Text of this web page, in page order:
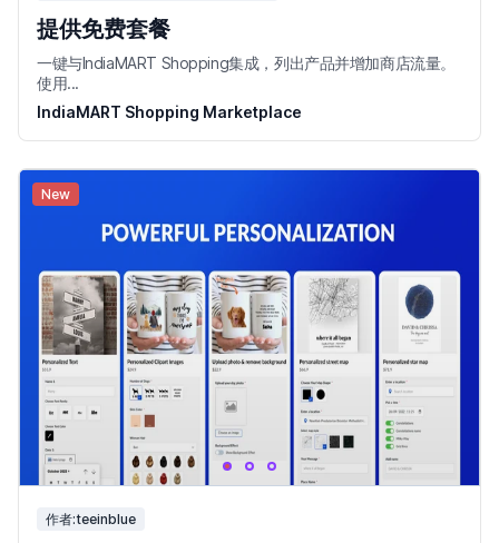
提供免费套餐
一键与IndiaMART Shopping集成，列出产品并增加商店流量。
使用...
IndiaMART Shopping Marketplace
New
作者:teeinblue